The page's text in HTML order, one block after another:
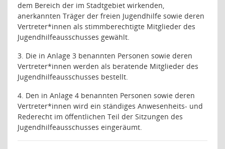
dem Bereich der im Stadtgebiet wirkenden,
anerkannten Träger der freien Jugendhilfe sowie deren
Vertreter*innen als stimmberechtigte Mitglieder des
Jugendhilfeausschusses gewählt.
3. Die in Anlage 3 benannten Personen sowie deren
Vertreter*innen werden als beratende Mitglieder des
Jugendhilfeausschusses bestellt.
4. Den in Anlage 4 benannten Personen sowie deren
Vertreter*innen wird ein ständiges Anwesenheits- und
Rederecht im öffentlichen Teil der Sitzungen des
Jugendhilfeausschusses eingeräumt.